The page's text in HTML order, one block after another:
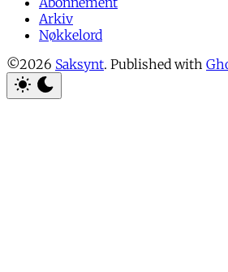
Arkiv
Nøkkelord
©2026 Saksynt. Published with